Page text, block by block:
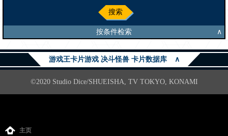
搜索
按条件检索 ∧
游戏王卡片游戏 决斗怪兽 卡片数据库 ∧
©2020 Studio Dice/SHUEISHA, TV TOKYO, KONAMI
主页